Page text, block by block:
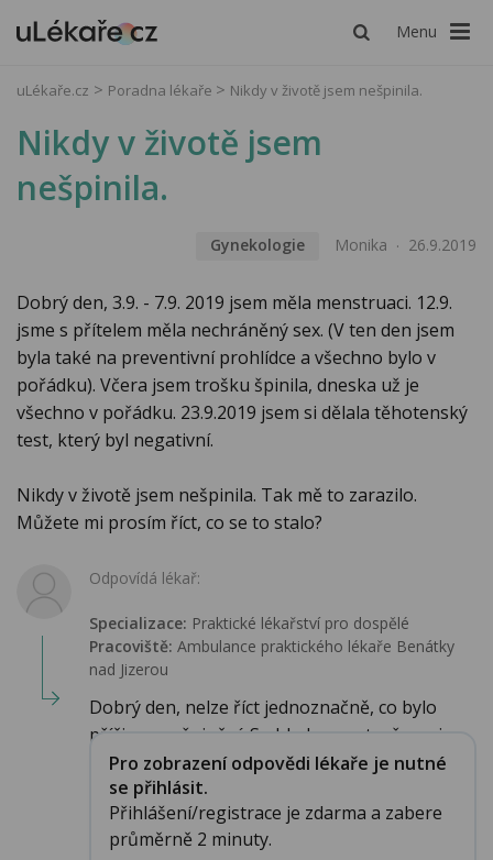
Menu
uLékaře.cz Poradna lékaře Nikdy v životě jsem nešpinila.
Nikdy v životě jsem
nešpinila.
Gynekologie Monika 26.9.2019
Dobrý den, 3.9. - 7.9. 2019 jsem měla menstruaci. 12.9.
jsme s přítelem měla nechráněný sex. (V ten den jsem
byla také na preventivní prohlídce a všechno bylo v
pořádku). Včera jsem trošku špinila, dneska už je
všechno v pořádku. 23.9.2019 jsem si dělala těhotenský
test, který byl negativní.
Nikdy v životě jsem nešpinila. Tak mě to zarazilo.
Můžete mi prosím říct, co se to stalo?
Odpovídá lékař:
Specializace: Praktické lékařství pro dospělé
Pracoviště: Ambulance praktického lékaře Benátky
nad Jizerou
Dobrý den, nelze říct jednoznačně, co bylo
příčinou zašpinění. S ohledem na to, že se je...
Pro zobrazení odpovědi lékaře je nutné
se přihlásit.
Přihlášení/registrace je zdarma a zabere
průměrně 2 minuty.